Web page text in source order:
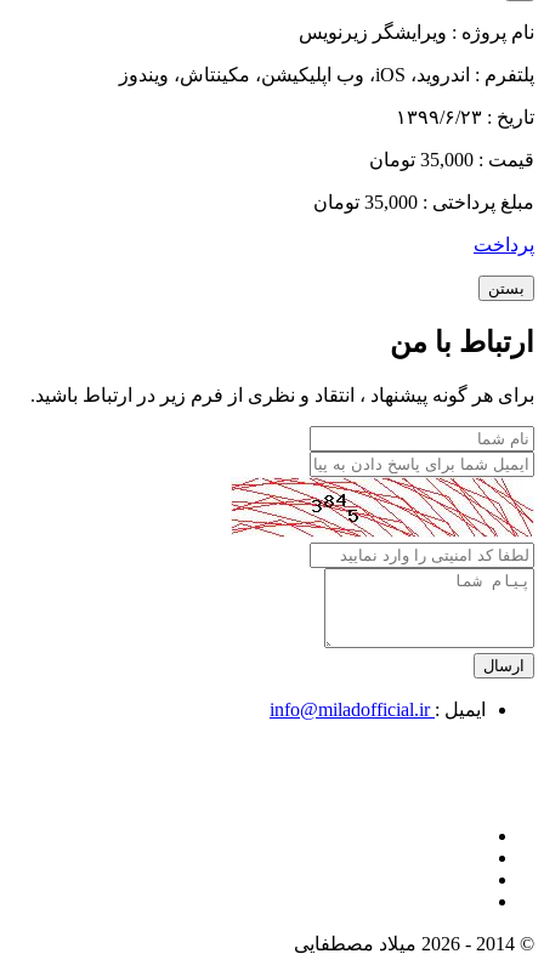
نام پروژه : ویرایشگر زیرنویس
پلتفرم : اندروید، iOS، وب اپلیکیشن، مکینتاش، ویندوز
تاریخ :
قیمت :
مبلغ پرداختی :
پرداخت
بستن
ارتباط با من
برای هر گونه پیشنهاد ، انتقاد و نظری از فرم زیر در ارتباط باشید.
ایمیل : info@miladofficial.ir
© 2014 - 2026 میلاد مصطفایی